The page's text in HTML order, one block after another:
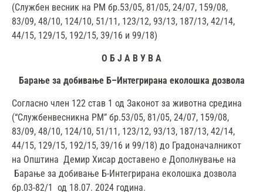
(Службен весник на РМ бр.53/05, 81/05, 24/07, 159/08,
83/09, 48/10, 124/10, 51/11, 123/12, 93/13, 187/13, 42/14,
44/15, 129/15, 192/15, 39/16 и 99/18)
О Б Ј А В У В А
Барање за добивање Б– Интегрирана еколошка дозвола
Согласно член 122 став 1 од Законот за животна средина
(“Службенвесникна РМ” бр.53/05, 81/05, 24/07, 159/08,
83/09, 48/10, 124/10, 51/11, 123/12, 93/13, 187/13, 42/14,
44/15, 129/15, 192/15, 39/16 и 99/18) до Градоначалникот
на Општина Демир Хисар доставено е Дополнување на
Барање за добивање Б-Интегрирана еколошка дозвола
бр.03-82/1 од 18.07. 2024 година.